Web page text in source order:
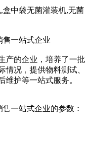
售一站式企业
产的企业，培养了一批
情况，提供物料测试、
维护等一站式服务。
售一站式企业的参数：